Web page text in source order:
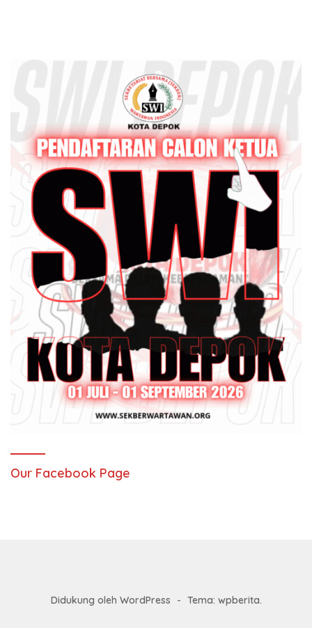
Our Facebook Page
Didukung oleh WordPress - Tema: wpberita.